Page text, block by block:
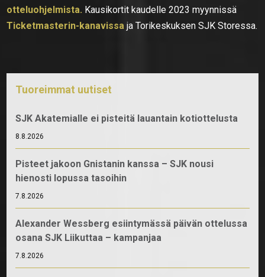
otteluohjelmista. Kausikortit kaudelle 2023 myynnissä
Ticketmasterin-kanavissa ja Torikeskuksen SJK Storessa.
Tuoreimmat uutiset
SJK Akatemialle ei pisteitä lauantain kotiottelusta
8.8.2026
Pisteet jakoon Gnistanin kanssa – SJK nousi
hienosti lopussa tasoihin
7.8.2026
Alexander Wessberg esiintymässä päivän ottelussa
osana SJK Liikuttaa – kampanjaa
7.8.2026